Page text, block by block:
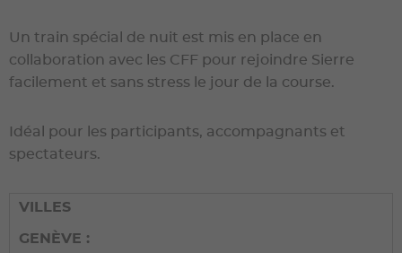
Un train spécial de nuit est mis en place en
collaboration avec les CFF pour rejoindre Sierre
facilement et sans stress le jour de la course.
Idéal pour les participants, accompagnants et
spectateurs.
VILLES
GENÈVE